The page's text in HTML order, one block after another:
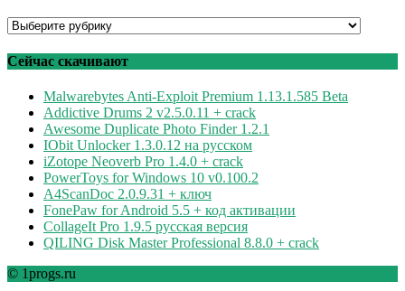
Программы
рубрикам
Сейчас скачивают
Malwarebytes Anti-Exploit Premium 1.13.1.585 Beta
Addictive Drums 2 v2.5.0.11 + crack
Awesome Duplicate Photo Finder 1.2.1
IObit Unlocker 1.3.0.12 на русском
iZotope Neoverb Pro 1.4.0 + crack
PowerToys for Windows 10 v0.100.2
A4ScanDoc 2.0.9.31 + ключ
FonePaw for Android 5.5 + код активации
CollageIt Pro 1.9.5 русская версия
QILING Disk Master Professional 8.8.0 + crack
© 1progs.ru